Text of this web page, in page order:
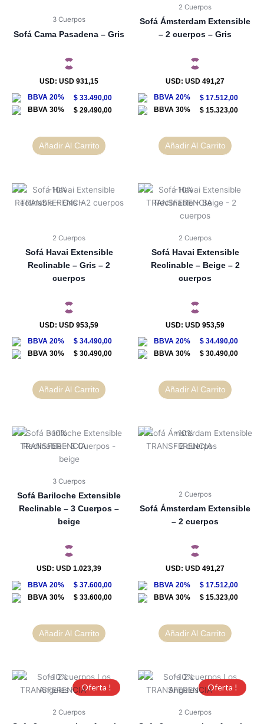
3 Cuerpos
Sofá Cama Pasadena – Gris
USD: USD 931,15
$ 33.490,00
$ 29.490,00
Añadir Al Carrito
2 Cuerpos
Sofá Ámsterdam Extensible
– 2 cuerpos – Gris
USD: USD 491,27
$ 17.512,00
$ 15.323,00
Añadir Al Carrito
2 Cuerpos
Sofá Havai Extensible
Reclinable – Gris – 2
cuerpos
USD: USD 953,59
$ 34.490,00
$ 30.490,00
Añadir Al Carrito
2 Cuerpos
Sofá Havai Extensible
Reclinable – Beige – 2
cuerpos
USD: USD 953,59
$ 34.490,00
$ 30.490,00
Añadir Al Carrito
3 Cuerpos
Sofá Bariloche Extensible
Reclinable – 3 Cuerpos –
beige
USD: USD 1.023,39
$ 37.600,00
$ 33.600,00
Añadir Al Carrito
2 Cuerpos
Sofá Ámsterdam Extensible
– 2 cuerpos
USD: USD 491,27
$ 17.512,00
$ 15.323,00
Añadir Al Carrito
Oferta !
2 Cuerpos
Oferta !
2 Cuerpos